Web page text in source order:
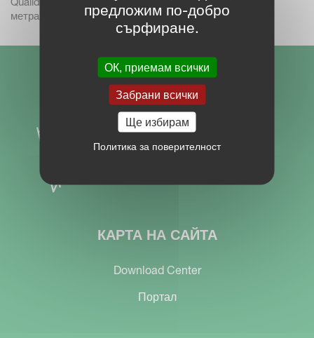
метра
КАРТА НА САЙТА
Download Center
Портал
предложим по-добро
сърфиране.
ОК, приемам всички
Забрани всички
Ще избирам
Политика за поверителност